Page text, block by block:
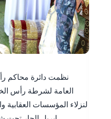
نظمت دائرة محاكم
العامة لشرطة رأس